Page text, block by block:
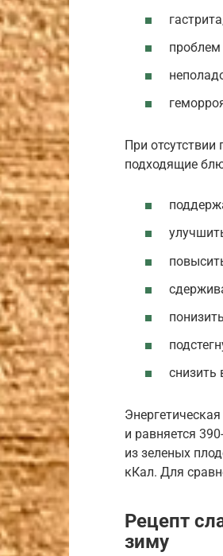
При
подходящие
снизить
и равняется
из зеленых
кКал. Для
Рецепт
зиму